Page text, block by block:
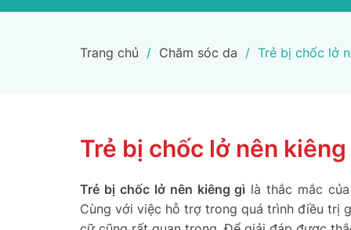
Trang chủ / Chăm sóc da / Trẻ bị chốc lở
Trẻ bị chốc lở nên
Trẻ bị chốc lở nên kiêng gì là thắc mắc
Cùng với việc hỗ trợ trong quá trình điều trị